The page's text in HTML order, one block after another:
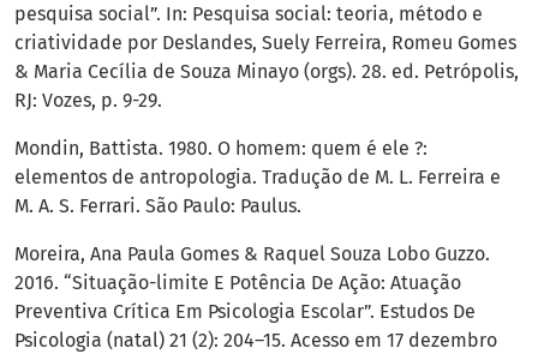
pesquisa social”. In: Pesquisa social: teoria, método e
criatividade por Deslandes, Suely Ferreira, Romeu Gomes
& Maria Cecília de Souza Minayo (orgs). 28. ed. Petrópolis,
RJ: Vozes, p. 9-29.
Mondin, Battista. 1980. O homem: quem é ele ?:
elementos de antropologia. Tradução de M. L. Ferreira e
M. A. S. Ferrari. São Paulo: Paulus.
Moreira, Ana Paula Gomes & Raquel Souza Lobo Guzzo.
2016. “Situação-limite E Potência De Ação: Atuação
Preventiva Crítica Em Psicologia Escolar”. Estudos De
Psicologia (natal) 21 (2): 204–15. Acesso em 17 dezembro